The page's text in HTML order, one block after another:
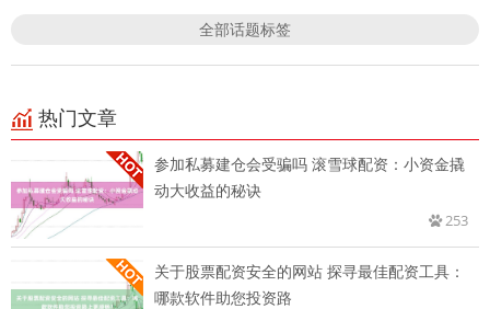
全部话题标签
热门文章
参加私募建仓会受骗吗 滚雪球配资：小资金撬
动大收益的秘诀
253
关于股票配资安全的网站 探寻最佳配资工具：
哪款软件助您投资路